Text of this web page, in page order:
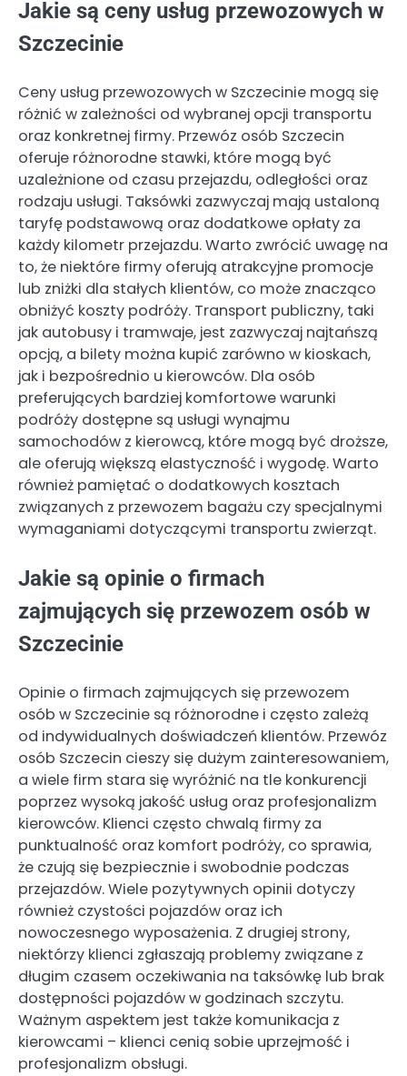
Jakie są ceny usług przewozowych w
Szczecinie
Ceny usług przewozowych w Szczecinie mogą się
różnić w zależności od wybranej opcji transportu
oraz konkretnej firmy. Przewóz osób Szczecin
oferuje różnorodne stawki, które mogą być
uzależnione od czasu przejazdu, odległości oraz
rodzaju usługi. Taksówki zazwyczaj mają ustaloną
taryfę podstawową oraz dodatkowe opłaty za
każdy kilometr przejazdu. Warto zwrócić uwagę na
to, że niektóre firmy oferują atrakcyjne promocje
lub zniżki dla stałych klientów, co może znacząco
obniżyć koszty podróży. Transport publiczny, taki
jak autobusy i tramwaje, jest zazwyczaj najtańszą
opcją, a bilety można kupić zarówno w kioskach,
jak i bezpośrednio u kierowców. Dla osób
preferujących bardziej komfortowe warunki
podróży dostępne są usługi wynajmu
samochodów z kierowcą, które mogą być droższe,
ale oferują większą elastyczność i wygodę. Warto
również pamiętać o dodatkowych kosztach
związanych z przewozem bagażu czy specjalnymi
wymaganiami dotyczącymi transportu zwierząt.
Jakie są opinie o firmach
zajmujących się przewozem osób w
Szczecinie
Opinie o firmach zajmujących się przewozem
osób w Szczecinie są różnorodne i często zależą
od indywidualnych doświadczeń klientów. Przewóz
osób Szczecin cieszy się dużym zainteresowaniem,
a wiele firm stara się wyróżnić na tle konkurencji
poprzez wysoką jakość usług oraz profesjonalizm
kierowców. Klienci często chwalą firmy za
punktualność oraz komfort podróży, co sprawia,
że czują się bezpiecznie i swobodnie podczas
przejazdów. Wiele pozytywnych opinii dotyczy
również czystości pojazdów oraz ich
nowoczesnego wyposażenia. Z drugiej strony,
niektórzy klienci zgłaszają problemy związane z
długim czasem oczekiwania na taksówkę lub brak
dostępności pojazdów w godzinach szczytu.
Ważnym aspektem jest także komunikacja z
kierowcami – klienci cenią sobie uprzejmość i
profesjonalizm obsługi.